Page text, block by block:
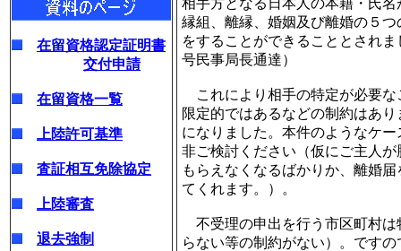
在留資格認定証明書
交付申請
在留資格一覧
上陸許可基準
査証相互免除協定
上陸審査
退去強制
相手方となる日本人の本籍・氏
縁組、離縁、婚姻及び離婚の５
をすることができることとされ
号民事局長通達）
これにより相手の特定が必要な
限定的ではあるなどの制約はあ
になりました。本件のようなケ
非ご検討ください（仮にご主人
もらえなくなるばかりか、離婚
てくれます。）。
不受理の申出を行う市区町村は
らない等の制約がない）。です